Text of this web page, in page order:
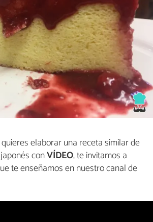
elaborar una receta similar de
conVÍDEO, te invitamos a
te enseñamos en nuestro canal de